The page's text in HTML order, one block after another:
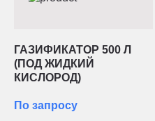
ГАЗИФИКАТОР 500 Л
(ПОД ЖИДКИЙ
КИСЛОРОД)
По запросу